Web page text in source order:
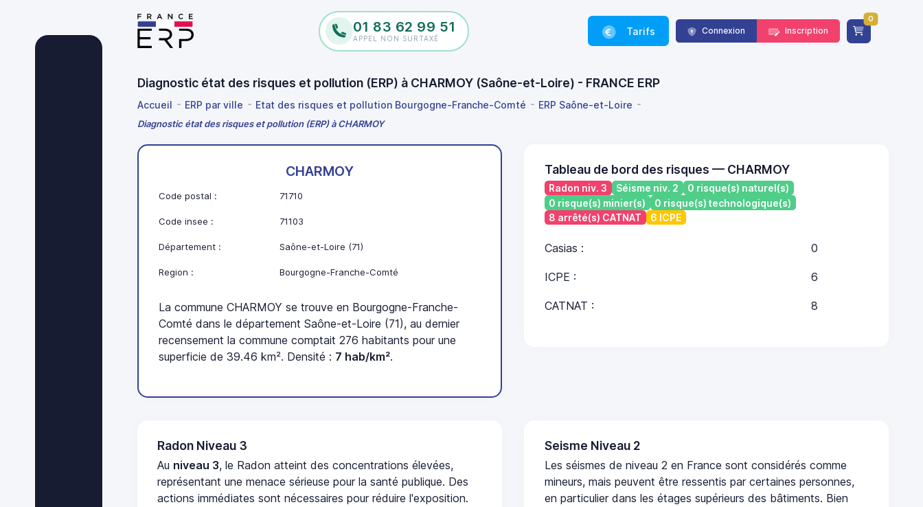
01 83 62 99 51
APPEL NON SURTAXÉ
Tarifs Connexion Inscription
0
Diagnostic état des risques et pollution (ERP) à CHARMOY (Saône-et-Loire) - FRANCE ERP
Accueil ERP par ville Etat des risques et pollution Bourgogne-Franche-Comté ERP Saône-et-Loire
Diagnostic état des risques et pollution (ERP) à CHARMOY
CHARMOY
Code postal : 71710
Code insee : 71103
Département : Saône-et-Loire (71)
Region : Bourgogne-Franche-Comté
La commune CHARMOY se trouve en Bourgogne-Franche-
Comté dans le département Saône-et-Loire (71), au dernier
recensement la commune comptait 276 habitants pour une
superficie de 39.46 km². Densité : 7 hab/km².
Tableau de bord des risques — CHARMOY
Radon niv. 3 Séisme niv. 2
0 risque(s) naturel(s)
0 risque(s) minier(s)
0 risque(s) technologique(s)
8 arrêté(s) CATNAT
6 ICPE
Casias : 0
ICPE : 6
CATNAT : 8
Radon Niveau 3
Au niveau 3, le Radon atteint des concentrations élevées,
représentant une menace sérieuse pour la santé publique. Des
actions immédiates sont nécessaires pour réduire l'exposition.
Seisme Niveau 2
Les séismes de niveau 2 en France sont considérés comme
mineurs, mais peuvent être ressentis par certaines personnes,
en particulier dans les étages supérieurs des bâtiments. Bien